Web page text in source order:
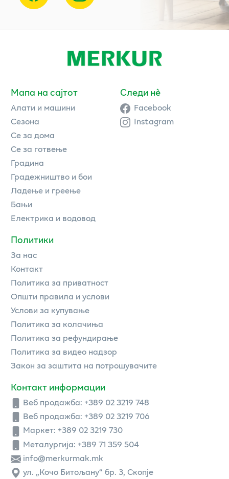
Мапа на сајтот
Алати и машини
Сезона
Се за дома
Се за готвење
Градина
Градежништво и бои
Ладење и греење
Бањи
Електрика и водовод
Политики
За нас
Контакт
Политика за приватност
Општи правила и услови
Услови за купување
Политика за колачиња
Политика за рефундирање
Политика за видео надзор
Закон за заштита на потрошувачите
Контакт информации
Веб продажба: +389 02 3219 748
Веб продажба: +389 02 3219 706
Маркет: +389 02 3219 730
Металургија: +389 71 359 504
info@merkurmak.mk
ул. „Кочо Битољану“ бр. 3, Скопје
Следи нè
Facebook
Instagram